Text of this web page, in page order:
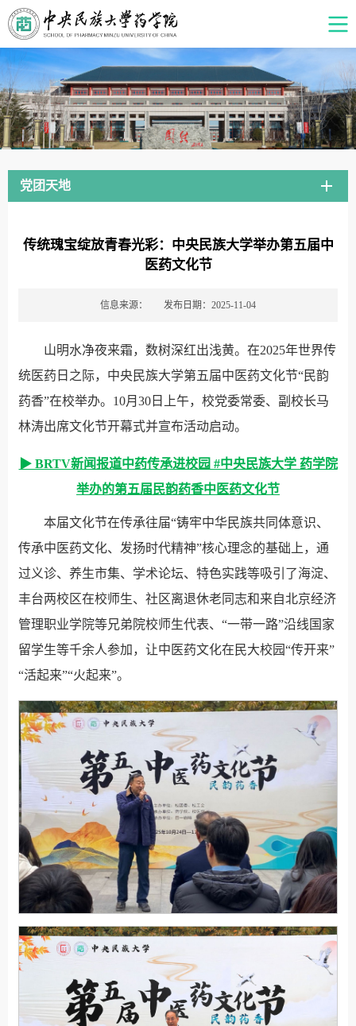
党团天地
传统瑰宝绽放青春光彩：中央民族大学举办第五届中
医药文化节
信息来源： 发布日期：2025-11-04
山明水净夜来霜，数树深红出浅黄。在2025年世界传
统医药日之际，中央民族大学第五届中医药文化节“民韵
药香”在校举办。10月30日上午，校党委常委、副校长马
林涛出席文化节开幕式并宣布活动启动。
▶ BRTV新闻报道中药传承进校园 #中央民族大学 药学院
举办的第五届民韵药香中医药文化节
本届文化节在传承往届“铸牢中华民族共同体意识、
传承中医药文化、发扬时代精神”核心理念的基础上，通
过义诊、养生市集、学术论坛、特色实践等吸引了海淀、
丰台两校区在校师生、社区离退休老同志和来自北京经济
管理职业学院等兄弟院校师生代表、“一带一路”沿线国家
留学生等千余人参加，让中医药文化在民大校园“传开来”
“活起来”“火起来”。